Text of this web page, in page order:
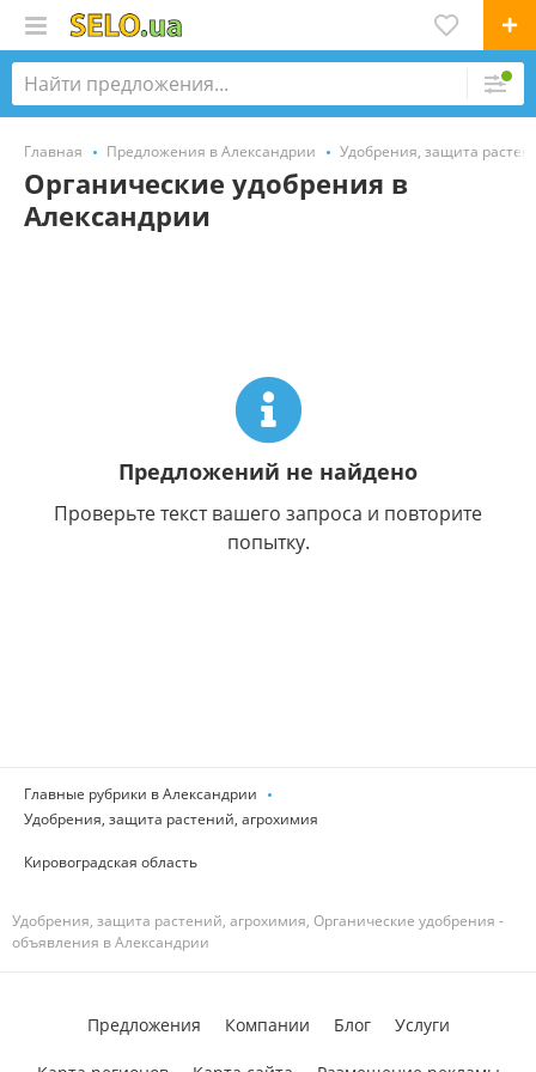
Главная Предложения в Александрии Удобрения, защита
Органические удобрения в
Александрии
Предложений не найдено
Проверьте текст вашего запроса и повторите
попытку.
Главные рубрики в Александрии
Удобрения, защита растений, агрохимия
Кировоградская область
Удобрения, защита растений, агрохимия, Органические удобрения -
объявления в Александрии
Предложения Компании Блог Услуги